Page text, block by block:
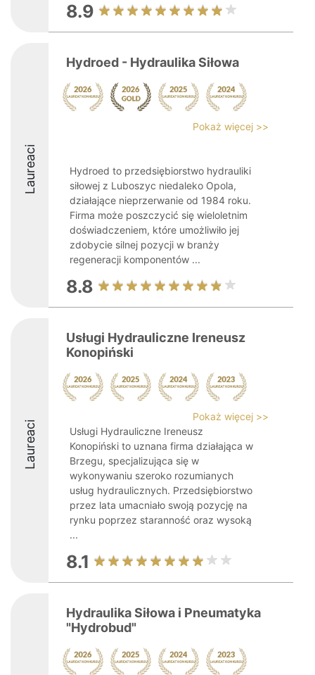
8.9
Laureaci
Hydroed - Hydraulika Siłowa
Pokaż więcej >>
Hydroed to przedsiębiorstwo hydrauliki
siłowej z Luboszyc niedaleko Opola,
działające nieprzerwanie od 1984 roku.
Firma może poszczycić się wieloletnim
doświadczeniem, które umożliwiło jej
zdobycie silnej pozycji w branży
regeneracji komponentów ...
8.8
Laureaci
Usługi Hydrauliczne Ireneusz
Konopiński
Pokaż więcej >>
Usługi Hydrauliczne Ireneusz
Konopiński to uznana firma działająca w
Brzegu, specjalizująca się w
wykonywaniu szeroko rozumianych
usług hydraulicznych. Przedsiębiorstwo
przez lata umacniało swoją pozycję na
rynku poprzez staranność oraz wysoką
...
8.1
Hydraulika Siłowa i Pneumatyka
"Hydrobud"